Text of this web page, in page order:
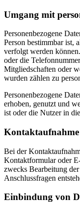
Umgang mit
Personenbezogene
Person bestimmbar ist,
verfolgt werden
oder die
Mitgliedschaften oder
wurden zählen zu
Personenbezogene
erhoben, genutzt und
ist oder die Nutzer in
Kontaktaufnahme
Bei der
Kontaktformular oder
zwecks Bearbeitung
Anschlussfragen
Einbindung von